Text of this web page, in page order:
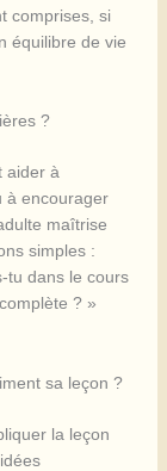
comprises, si
équilibre de vie
?
aider à
à encourager
maîtrise
simples :
tu dans le cours
? »
sa leçon ?
la leçon